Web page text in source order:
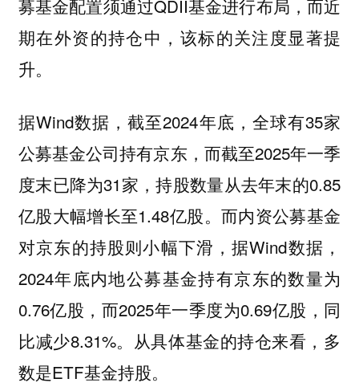
募基金配置须通过QDII基金进行布局，而近
期在外资的持仓中，该标的关注度显著提
升。
据Wind数据，截至2024年底，全球有35家
公募基金公司持有京东，而截至2025年一季
度末已降为31家，持股数量从去年末的0.85
亿股大幅增长至1.48亿股。而内资公募基金
对京东的持股则小幅下滑，据Wind数据，
2024年底内地公募基金持有京东的数量为
0.76亿股，而2025年一季度为0.69亿股，同
比减少8.31%。从具体基金的持仓来看，多
数是ETF基金持股。